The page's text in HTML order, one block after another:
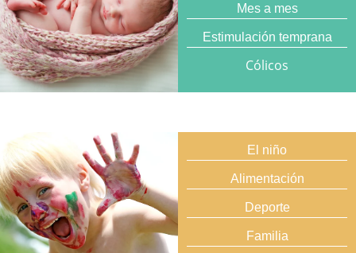
Mes a mes
Estimulación temprana
Cólicos
El niño
Alimentación
Deporte
Familia